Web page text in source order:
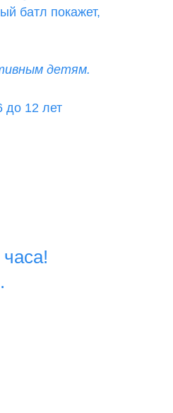
батл покажет,
детям.
до 12 лет